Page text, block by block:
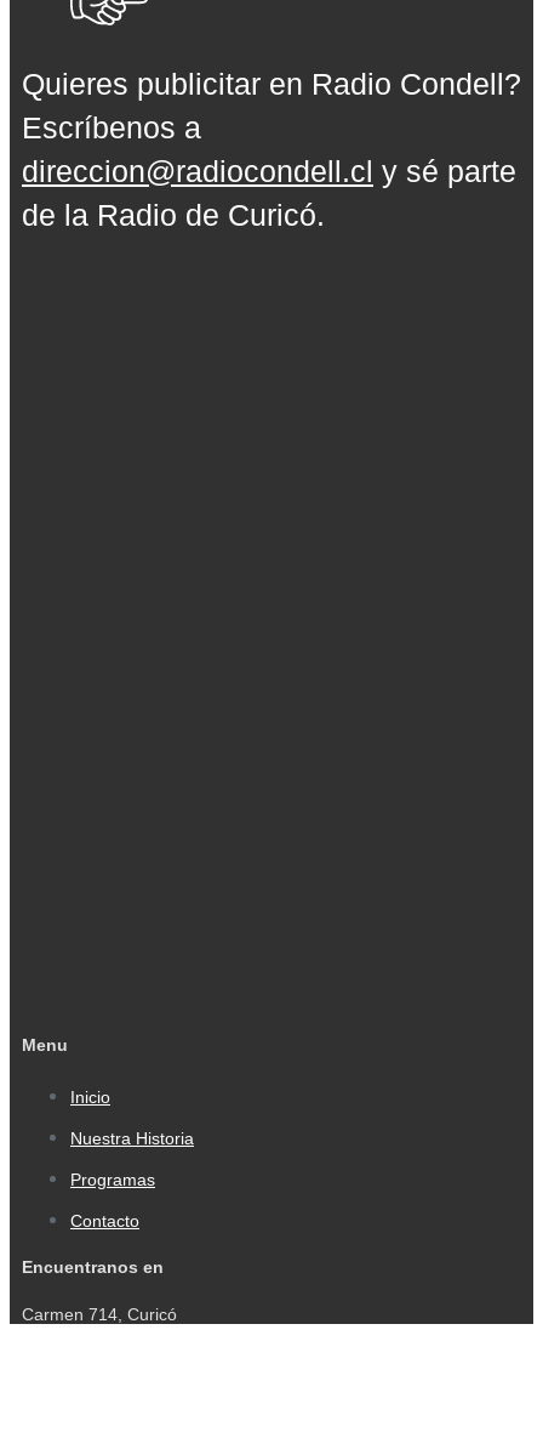
Quieres publicitar en Radio Condell?
Escríbenos a
direccion@radiocondell.cl y sé parte
de la Radio de Curicó.
Menu
Inicio
Nuestra Historia
Programas
Contacto
Encuentranos en
Carmen 714, Curicó